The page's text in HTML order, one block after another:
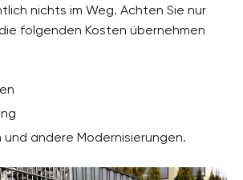
nichts im Weg. Achten Sie nur
folgenden Kosten übernehmen
andere Modernisierungen.